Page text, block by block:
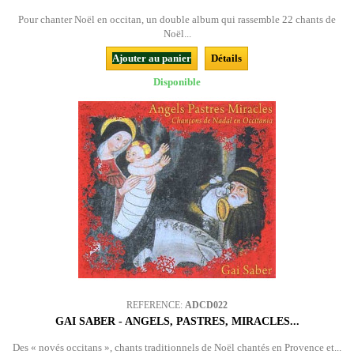
Pour chanter Noël en occitan, un double album qui rassemble 22 chants de
Noël...
Ajouter au panier
Détails
Disponible
REFERENCE: ADCD022
GAI SABER - ANGELS, PASTRES, MIRACLES...
Des « novés occitans », chants traditionnels de Noël chantés en Provence et...